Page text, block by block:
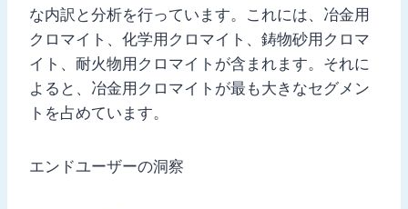
な内訳と分析を行っています。これには、冶金用
クロマイト、化学用クロマイト、鋳物砂用クロマ
イト、耐火物用クロマイトが含まれます。それに
よると、冶金用クロマイトが最も大きなセグメン
トを占めています。
エンドユーザーの洞察